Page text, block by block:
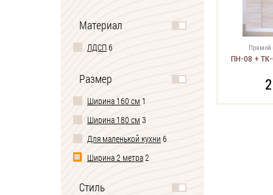
Материал
ЛДСП6
Размер
Ширина 160 см 1
Ширина 180 см 3
Для маленькой кухни 6
Ширина 2 метра2
Стиль
Прямой
ПН-08 +